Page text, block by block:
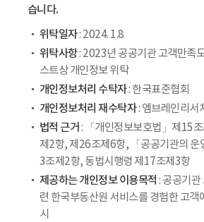
습니다.
위탁일자: 2024. 1.8
위탁사항: 2023년 공공기관 고객만족
스트상 개인정보 위탁
개인정보처리 수탁자: 한국표준협회
개인정보처리 재수탁자: 엠브레인리서
법적 근거 : 「개인정보보호법」제15
제2항, 제26조제6항, 「공공기관의 운
3조제2항, 동법시행령 제17조제3항
제공하는 개인정보 이용목적 : 공공기관
련 한국부동산원 서비스를 경험한 고객
시